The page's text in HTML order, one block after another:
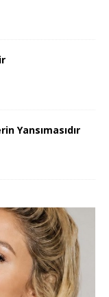
Yansımasıdır